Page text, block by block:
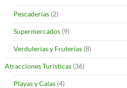
Pescaderías (2)
Supermercados (9)
Verdulerías y Fruterías (8)
Atracciones Turísticas (36)
Playas y Calas (4)